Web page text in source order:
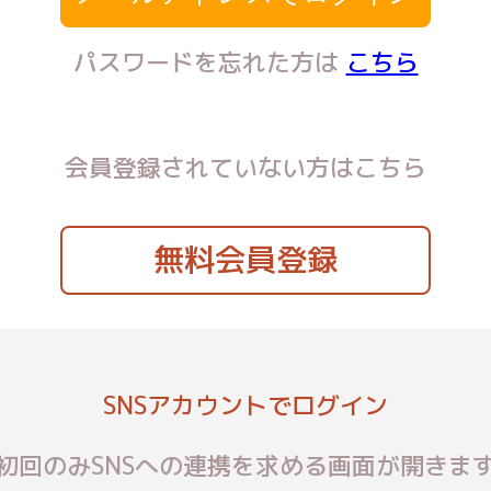
パスワードを忘れた方は こちら
会員登録されていない方はこちら
無料会員登録
SNSアカウントでログイン
回のみSNSへの連携を求める画面が開きま